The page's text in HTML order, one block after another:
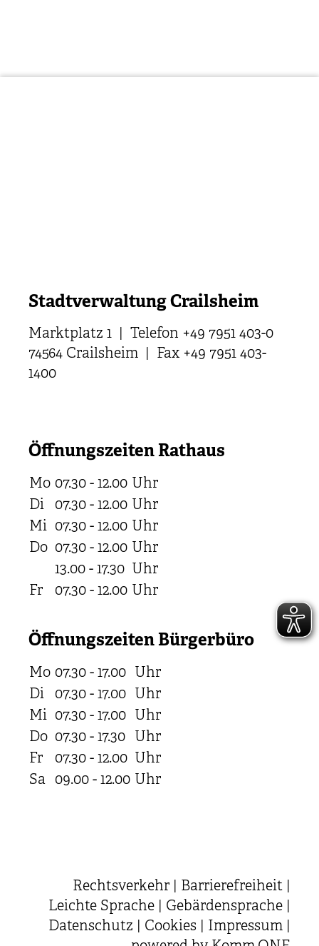
Stadtverwaltung Crailsheim
Marktplatz 1 | Telefon +49 7951 403-0
74564 Crailsheim | Fax +49 7951 403-
1400
Öffnungszeiten Rathaus
Mo 07.30 - 12.00 Uhr
Di
07.30 - 12.00 Uhr
Mi 07.30 - 12.00 Uhr
Do 07.30 - 12.00 Uhr
13.00 - 17.30 Uhr
Fr
07.30 - 12.00 Uhr
Öffnungszeiten Bürgerbüro
Mo 07.30 - 17.00 Uhr
Di
07.30 - 17.00 Uhr
Mi 07.30 - 17.00 Uhr
Do 07.30 - 17.30 Uhr
Fr
07.30 - 12.00 Uhr
Sa 09.00 - 12.00 Uhr
Rechtsverkehr Barrierefreiheit
Leichte Sprache
Gebärdensprache
Datenschutz
Cookies Impressum